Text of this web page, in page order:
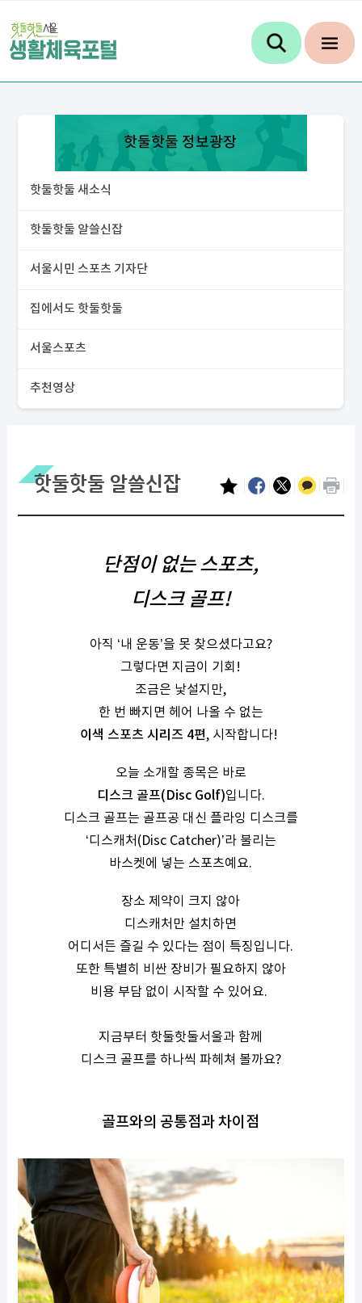
핫둘핫둘 정보광장
핫둘핫둘 새소식
핫둘핫둘 알쓸신잡
서울시민 스포츠 기자단
집에서도 핫둘핫둘
서울스포츠
추천영상
핫둘핫둘 알쓸신잡
단점이 없는 스포츠,
디스크 골프!
아직 ‘내 운동’을 못 찾으셨다고요?
그렇다면 지금이 기회!
조금은 낯설지만,
한 번 빠지면 헤어 나올 수 없는
이색 스포츠 시리즈 4편, 시작합니다!
오늘 소개할 종목은 바로
디스크 골프(Disc Golf)입니다.
디스크 골프는 골프공 대신 플라잉 디스크를
‘디스캐처(Disc Catcher)’라 불리는
바스켓에 넣는 스포츠예요.
장소 제약이 크지 않아
디스캐처만 설치하면
어디서든 즐길 수 있다는 점이 특징입니다.
또한 특별히 비싼 장비가 필요하지 않아
비용 부담 없이 시작할 수 있어요.
지금부터 핫둘핫둘서울과 함께
디스크 골프를 하나씩 파헤쳐 볼까요?
골프와의 공통점과 차이점